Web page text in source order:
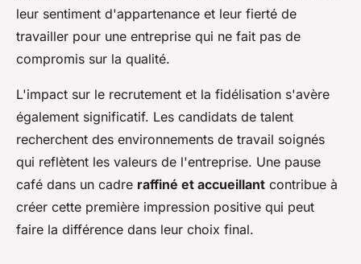
leur sentiment d'appartenance et leur fierté de
travailler pour une entreprise qui ne fait pas de
compromis sur la qualité.
L'impact sur le recrutement et la fidélisation s'avère
également significatif. Les candidats de talent
recherchent des environnements de travail soignés
qui reflètent les valeurs de l'entreprise. Une pause
café dans un cadre raffiné et accueillant contribue à
créer cette première impression positive qui peut
faire la différence dans leur choix final.